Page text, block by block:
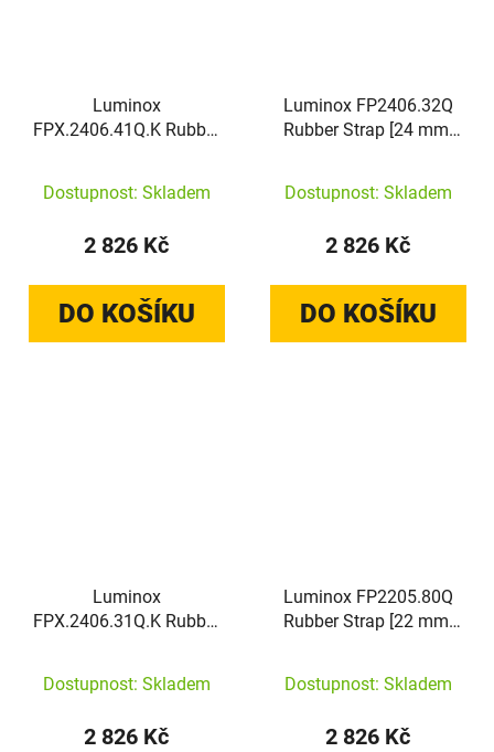
Luminox
FPX.2406.41Q.K Rubber
Dostupnost: Skladem
2 826 Kč
DO KOŠÍKU
Luminox FP2406.32Q
Rubber Strap [24 mm]
Dostupnost: Skladem
2 826 Kč
DO KOŠÍKU
Luminox
FPX.2406.31Q.K Rubber
Dostupnost: Skladem
2 826 Kč
Luminox FP2205.80Q
Rubber Strap [22 mm]
Dostupnost: Skladem
2 826 Kč